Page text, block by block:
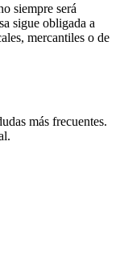
siempre será
sigue obligada a
mercantiles o de
más frecuentes.